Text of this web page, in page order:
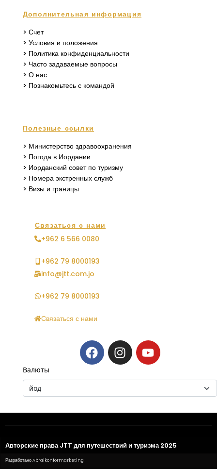
Дополнительная информация
> Счет
> Условия и положения
> Политика конфиденциальности
> Часто задаваемые вопросы
> О нас
> Познакомьтесь с командой
Полезные ссылки
> Министерство здравоохранения
> Погода в Иордании
> Иорданский совет по туризму
> Номера экстренных служб
> Визы и границы
Связаться с нами
+962 6 566 0080
+962 79 8000193
info@jtt.com.jo
+962 79 8000193
Связаться с нами
Валюты
Авторские права JTT для путешествий и туризма 2025
Разработано Abralkonformarketing